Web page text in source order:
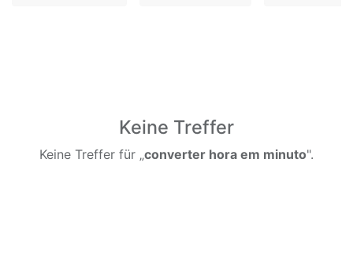
Keine Treffer
Keine Treffer für „converter hora em minuto".